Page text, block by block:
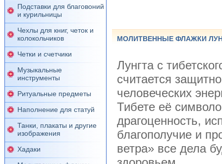
Подставки для благовоний
и курильницы
Чехлы для книг, четок и
колокольчиков
Четки и счетчики
Музыкальные
инструменты
Ритуальные предметы
Наполнение для статуй
Танки, плакаты и другие
изображения
Хадаки
МОЛИТВЕННЫЕ ФЛАЖКИ
Лунгта с
считается
человеческих
Тибете её
драгоценность,
благополучие и
ветра» все дела